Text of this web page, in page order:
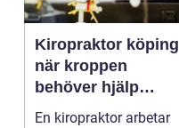
Kiropraktor köping
när kroppen
behöver hjälp
tillbaka
En kiropraktor arbetar